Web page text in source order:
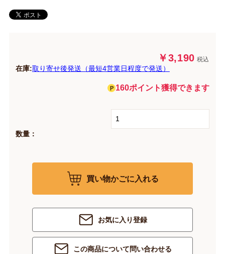
￥3,190 税込
在庫:取り寄せ後発送（最短4営業日程度で発送）
160ポイント獲得できます
数量：
買い物かごに入れる
お気に入り登録
この商品について問い合わせる